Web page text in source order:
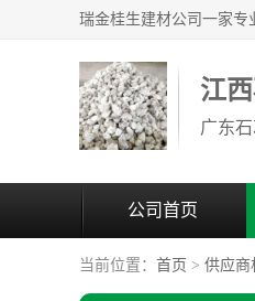
江
公司首页
当前位置： 首页 > 供应商